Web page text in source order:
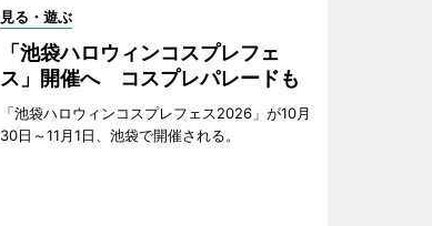
見る・遊ぶ
「池袋ハロウィンコスプレフェ
ス」開催へ コスプレパレードも
「池袋ハロウィンコスプレフェス2026」が10月
30日～11月1日、池袋で開催される。